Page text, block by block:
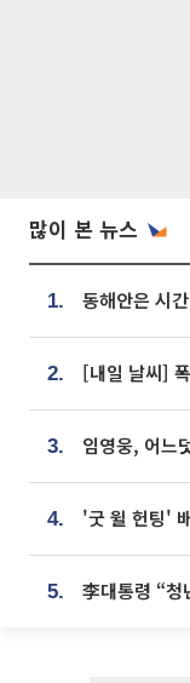
많이 본 뉴스
1.
2.
3.
4.
5.